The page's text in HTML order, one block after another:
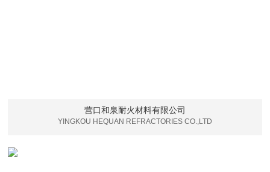
营口和泉耐火材料有限公司
YINGKOU HEQUAN REFRACTORIES CO.,LTD